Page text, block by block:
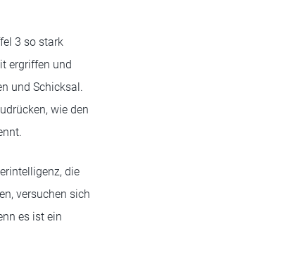
3 so stark
ergriffen und
und Schicksal.
wie den
die
versuchen sich
es ist ein